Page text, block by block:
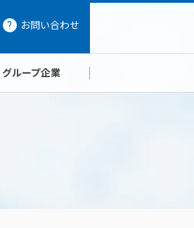
お問い合わせ
グループ企業